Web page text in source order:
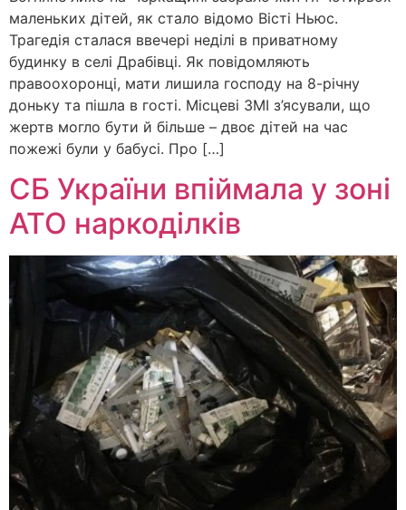
маленьких дітей, як стало відомо Вісті Ньюс.
Трагедія сталася ввечері неділі в приватному
будинку в селі Драбівці. Як повідомляють
правоохоронці, мати лишила господу на 8-річну
доньку та пішла в гості. Місцеві ЗМІ з’ясували, що
жертв могло бути й більше – двоє дітей на час
пожежі були у бабусі. Про […]
СБ України впіймала у зоні
АТО наркоділків